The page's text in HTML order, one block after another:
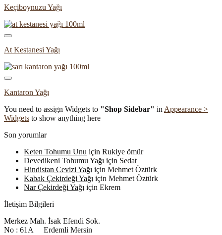
Keçiboynuzu Yağı
At Kestanesi Yağı
Kantaron Yağı
You need to assign Widgets to "Shop Sidebar" in Appearance >
Widgets to show anything here
Son yorumlar
Keten Tohumu Unu için Rukiye ömür
Devedikeni Tohumu Yağı için Sedat
Hindistan Cevizi Yağı için Mehmet Öztürk
Kabak Çekirdeği Yağı için Mehmet Öztürk
Nar Çekirdeği Yağı için Ekrem
İletişim Bilgileri
Merkez Mah. İsak Efendi Sok.
No : 61A Erdemli Mersin